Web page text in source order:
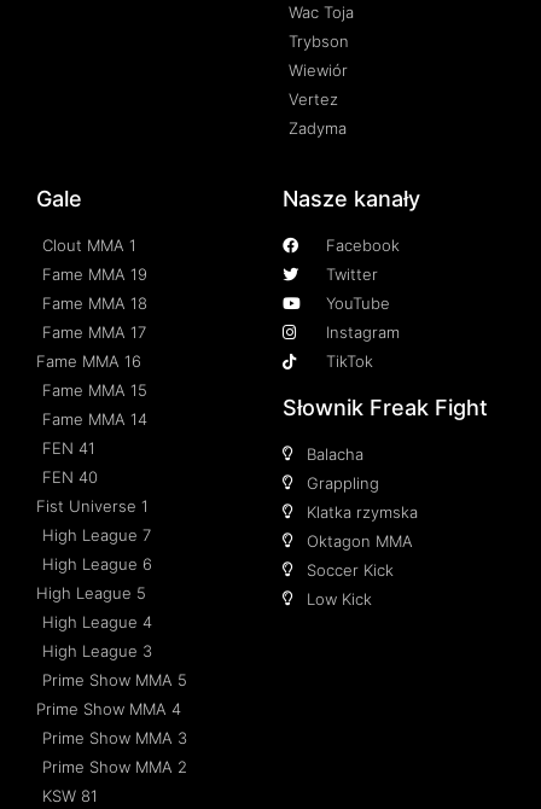
Wac Toja
Trybson
Wiewiór
Vertez
Zadyma
Gale
Clout MMA 1
Fame MMA 19
Fame MMA 18
Fame MMA 17
Fame MMA 16
Fame MMA 15
Fame MMA 14
FEN 41
FEN 40
Fist Universe 1
High League 7
High League 6
High League 5
High League 4
High League 3
Prime Show MMA 5
Prime Show MMA 4
Prime Show MMA 3
Prime Show MMA 2
KSW 81
Nasze kanały
Facebook
Twitter
YouTube
Instagram
TikTok
Słownik Freak Fight
Balacha
Grappling
Klatka rzymska
Oktagon MMA
Soccer Kick
Low Kick